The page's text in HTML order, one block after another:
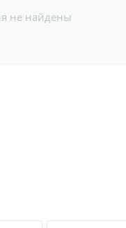
не найдены